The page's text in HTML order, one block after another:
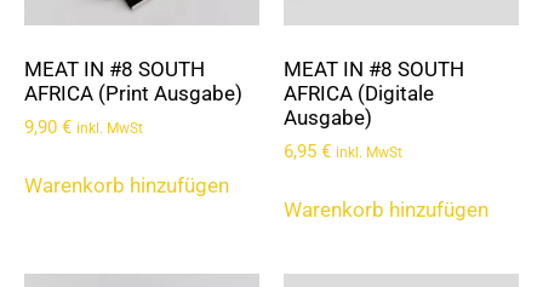
MEAT IN #8 SOUTH
AFRICA (Print Ausgabe)
9,90 € inkl. MwSt
Warenkorb hinzufügen
MEAT IN #8 SOUTH
AFRICA (Digitale
Ausgabe)
6,95 € inkl. MwSt
Warenkorb hinzufügen